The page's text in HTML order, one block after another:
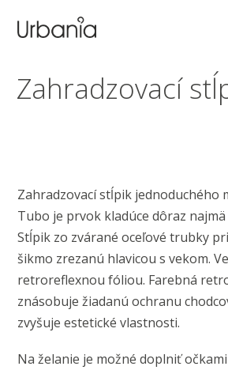
Zahradzovací
Zahradzovací stĺpik jednoduchého
Tubo je prvok kladúce dôraz
Stĺpik zo zvárané oceľové trubky
šikmo zrezanú hlavicou s vekom.
retroreflexnou fóliou. Farebná
znásobuje žiadanú ochranu
zvyšuje estetické vlastnosti.
Na želanie je možné doplniť